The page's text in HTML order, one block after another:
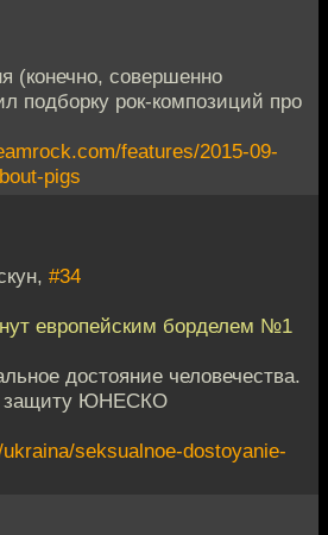
(конечно, совершенно
подборку рок-композиций про
features/2015-09-
pigs
#34
европейским борделем №1
достояние человечества.
защиту ЮНЕСКО
seksualnoe-dostoyanie-